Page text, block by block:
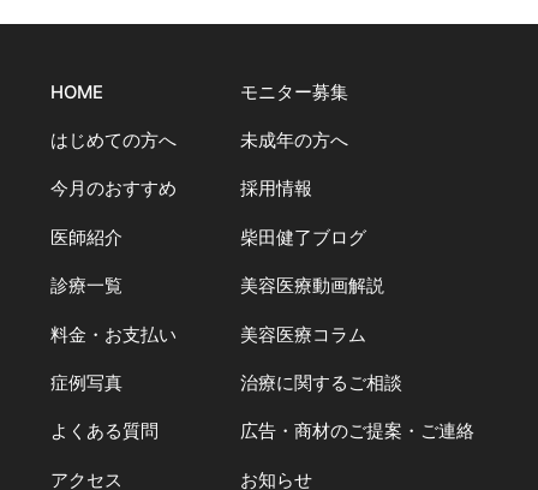
HOME
はじめての方へ
今月のおすすめ
医師紹介
診療一覧
料金・お支払い
症例写真
よくある質問
アクセス
モニター募集
未成年の方へ
採用情報
柴田健了ブログ
美容医療動画解説
美容医療コラム
治療に関するご相談
広告・商材のご提案・ご連絡
お知らせ